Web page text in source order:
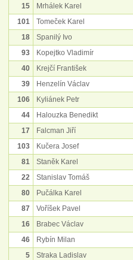
15
Mrhálek Karel
101
Tomeček Karel
18
Spanilý Ivo
93
Kopejtko Vladimír
40
Krejčí František
39
Henzelín Václav
106
Kyliánek Petr
44
Halouzka Benedikt
17
Falcman Jiří
103
Kučera Josef
81
Staněk Karel
22
Stanislav Tomáš
80
Pučálka Karel
87
Voříšek Pavel
16
Brabec Václav
46
Rybín Milan
5
Straka Ladislav